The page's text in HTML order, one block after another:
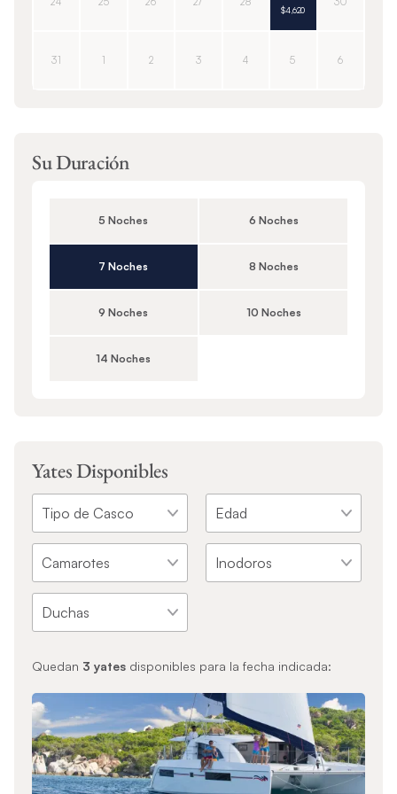
$4,620
31 1 2 3 4 5 6
Su Duración
5 Noches 6 Noches
7 Noches 8 Noches
9 Noches 10 Noches
14 Noches
Yates Disponibles
Quedan 3 yatesdisponibles para la fecha indicada: